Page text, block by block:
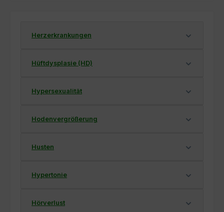
Herzerkrankungen
Hüftdysplasie (HD)
Hypersexualität
Hodenvergrößerung
Husten
Hypertonie
Hörverlust